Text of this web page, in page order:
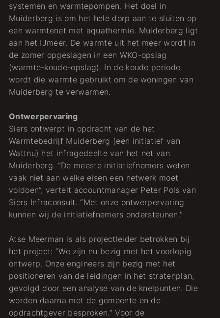
systemen en warmtepompen. Het doel in
Muiderberg is om het hele dorp aan te sluiten op
een warmtenet met aquathermie. Muiderberg ligt
aan het IJmeer. De warmte uit het meer wordt in
de zomer opgeslagen in een WKO-opslag
(warmte-koude-opslag). In de koude periode
wordt die warmte gebruikt om de woningen van
Muiderberg te verwarmen.
Ontwerpervaring
Siers ontwerpt in opdracht van de het
Warmtebedrijf Muiderberg (een initiatief van
Wattnu) het infragedeelte van het net van
Muiderberg. “De meeste initiatiefnemers weten
vaak niet aan welke eisen een netwerk moet
voldoen”, vertelt accountmanager Peter Pols van
Siers Infraconsult. “Met onze ontwerpervaring
kunnen wij de initiatiefnemers ondersteunen.”
Atse Meerman is als projectleider betrokken bij
het project: “We zijn nu bezig met het voorlopig
ontwerp. Onze engineers zijn bezig met het
positioneren van de leidingen in het stratenplan,
gevolgd door een analyse van de knelpunten. Die
worden daarna met de gemeente en de
opdrachtgever besproken.” Voor de